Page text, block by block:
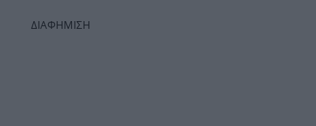
ΔΙΑΦΗΜΙΣΗ